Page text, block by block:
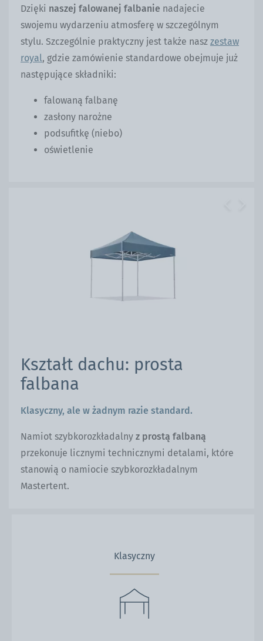
Dzięki naszej falowanej falbanie nadajecie
swojemu wydarzeniu atmosferę w szczególnym
stylu. Szczególnie praktyczny jest także nasz zestaw
royal, gdzie zamówienie standardowe obejmuje już
następujące składniki:
falowaną falbanę
zasłony narożne
podsufitkę (niebo)
oświetlenie
Kształt dachu: prosta
falbana
Klasyczny, ale w żadnym razie standard.
Namiot szybkorozkładalny z prostą falbaną
przekonuje licznymi technicznymi detalami, które
stanowią o namiocie szybkorozkładalnym
Mastertent.
Klasyczny